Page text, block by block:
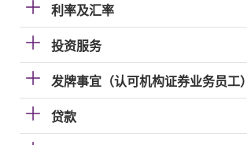
利率及汇率
投资服务
发牌事宜（认可机构证券业务员工）
贷款